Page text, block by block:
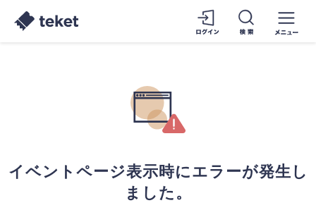
イベントページ表示時にエラーが発生し
ました。